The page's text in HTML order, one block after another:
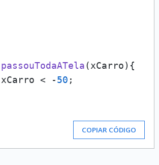
passouTodaATela(xCarro){
xCarro < -50 ;
COPIAR CÓDIGO